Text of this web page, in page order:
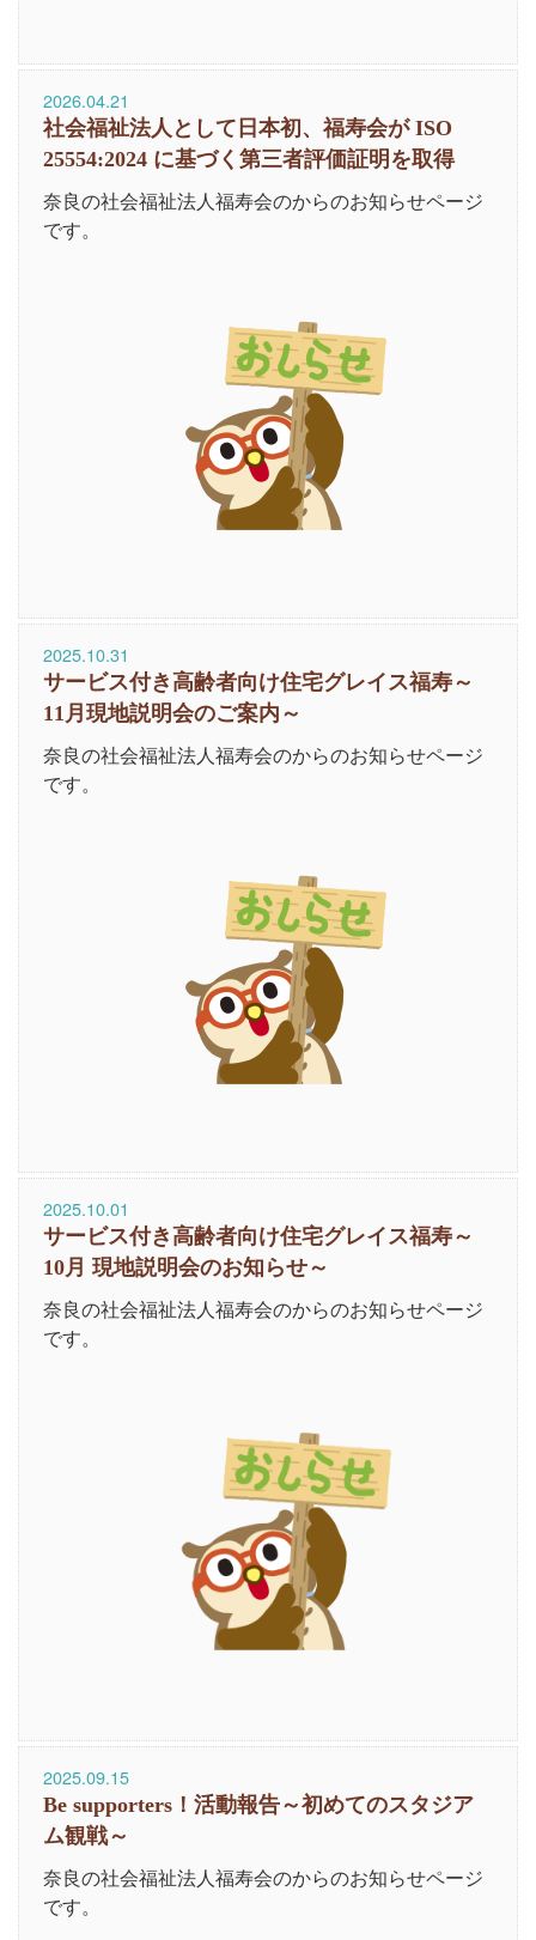
2026.04.21
社会福祉法人として日本初、福寿会が ISO
25554:2024 に基づく第三者評価証明を取得
奈良の社会福祉法人福寿会のからのお知らせページ
です。
2025.10.31
サービス付き高齢者向け住宅グレイス福寿～
11月現地説明会のご案内～
奈良の社会福祉法人福寿会のからのお知らせページ
です。
2025.10.01
サービス付き高齢者向け住宅グレイス福寿～
10月 現地説明会のお知らせ～
奈良の社会福祉法人福寿会のからのお知らせページ
です。
2025.09.15
Be supporters！活動報告～初めてのスタジア
ム観戦～
奈良の社会福祉法人福寿会のからのお知らせページ
です。